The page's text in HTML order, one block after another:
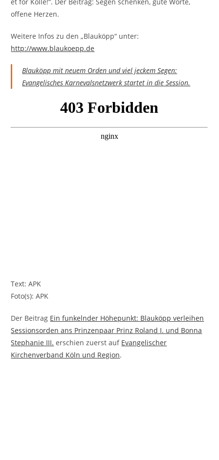
offene Herzen.
Weitere Infos zu den „Blauköpp“ unter:
http://www.blaukoepp.de
Blauköpp mit neuem Orden und viel jeckem Segen:
Evangelisches Karnevalsnetzwerk startet in die Session.
Text: APK
Foto(s): APK
Der Beitrag Ein funkelnder Höhepunkt: Blauköpp verleihen
Sessionsorden ans Prinzenpaar Prinz Roland I. und Bonna
Stephanie III. erschien zuerst auf Evangelischer
Kirchenverband Köln und Region.